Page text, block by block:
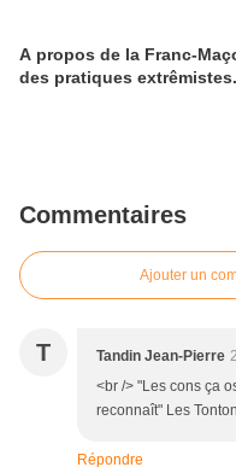
A propos de la Franc-
des pratiques
Commentaires
Ajouter un
T Tandin Jean-Pierre
<br /> "Les cons ça
reconnaît" Les
Répondre